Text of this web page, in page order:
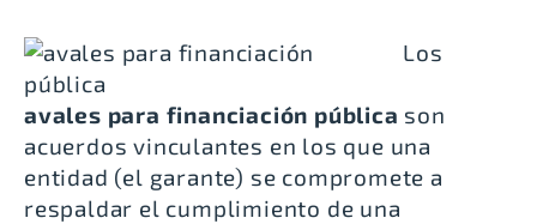
Los
avales para financiación pública son
acuerdos vinculantes en los que una
entidad (el garante) se compromete a
respaldar el cumplimiento de una